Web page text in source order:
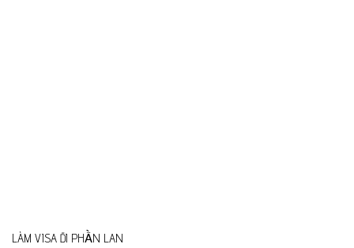
LÀM VISA ĐI PHẦN LAN